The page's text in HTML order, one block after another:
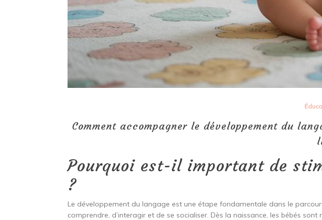
Comment accompagner le développement du
Pourquoi est-il important de
?
Le développement du langage est une étape fondamentale dans le
comprendre, d’interagir et de se socialiser. Dès la naissance, les bébés